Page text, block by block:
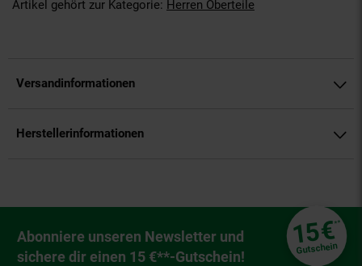
Artikel gehört zur Kategorie: Herren Oberteile
Versandinformationen
Herstellerinformationen
Newsletter Anmeldung
Abonniere unseren Newsletter und
sichere dir einen 15 €**-Gutschein!
15€**
Gutschein